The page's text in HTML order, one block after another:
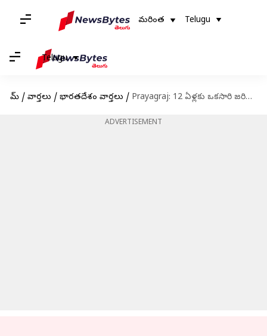
మరింత Telugu
Telugu
హోమ్ / వార్తలు / భారతదేశం వార్తలు / Prayagraj: 12 ఏళ్లకు ఒకసారి జరిగే కుంభమేళా.. వక్ఫ్ భూమిపై కొనసాగుతున్న వివాదం
ADVERTISEMENT